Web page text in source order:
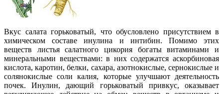
Вкус салата горьковатый, что обусловлено присутствием в
химическом составе инулина и интибин. Помимо этих
веществ листья салатного цикория богаты витаминами и
минеральными веществами: в них содержатся аскорбиновая
кислота, каротин, белки, сахара, азотнокислые, сернокислые и
солянокислые соли калия, которые улучшают деятельность
почек. Инулин, дающий горьковатый привкус, оказывает